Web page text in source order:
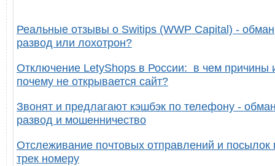
Реальные отзывы о Switips (WWP Capital) -
развод или лохотрон?
Отключение LetyShops в России: в чем причины
почему не открывается сайт?
Звонят и предлагают кэшбэк по телефону -
развод и мошенничество
Отслеживание почтовых отправлений и посылок
трек номеру